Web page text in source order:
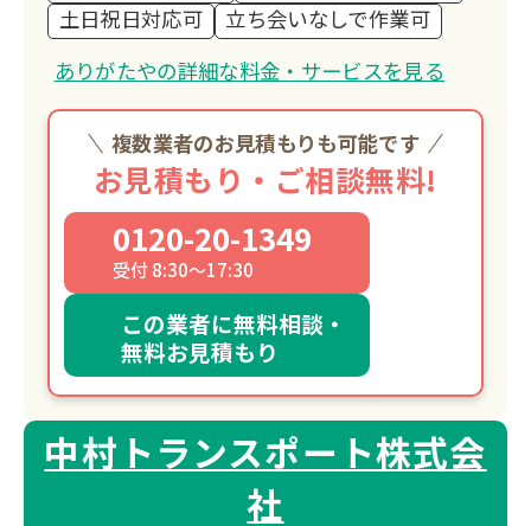
土日祝日対応可
立ち会いなしで作業可
ありがたやの詳細な料金・サービスを見る
複数業者のお見積もりも可能です
お見積もり・ご相談無料!
0120-20-1349
受付 8:30～17:30
この業者に無料相談・
無料お見積もり
中村トランスポート株式会
社